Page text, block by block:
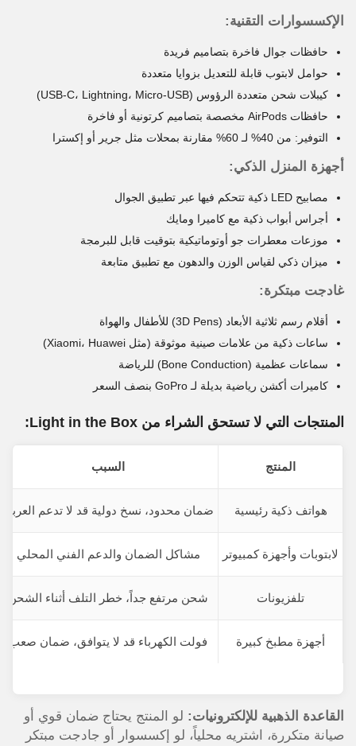
الإكسسوارات التقنية:
حافظات جوال فاخرة بتصاميم فريدة
حوامل لابتوب قابلة للتعديل بزوايا متعددة
كيبلات شحن متعددة الرؤوس (USB-C، Lightning، Micro-USB)
حافظات AirPods مخصصة بتصاميم كرتونية أو فاخرة
التوفير: من 40% لـ 60% مقارنة بمحلات مثل جرير أو إكسترا
أجهزة المنزل الذكي:
مصابيح LED ذكية تتحكم فيها عبر تطبيق الجوال
أجراس أبواب ذكية مع كاميرا ومايك
موزعات معطرات جو أوتوماتيكية بتوقيت قابل للبرمجة
ميزان ذكي لقياس الوزن والدهون مع تطبيق متابعة
غادجت مبتكرة:
أقلام رسم ثلاثية الأبعاد (3D Pens) للأطفال والهواة
ساعات ذكية من علامات صينية موثوقة (مثل Xiaomi، Huawei)
سماعات عظمية (Bone Conduction) للرياضة
كاميرات أكشن رياضية بديلة لـ GoPro بنصف السعر
المنتجات التي لا تستحق الشراء من Light in the Box:
المنتج السبب
هواتف ذكية رئيسية ضمان محدود، نسخ دولية قد لا تدعم العربية
لابتوبات وأجهزة كمبيوتر مشاكل الضمان والدعم الفني المحلي
تلفزيونات شحن مرتفع جداً، خطر التلف أثناء الشحن
أجهزة مطبخ كبيرة فولت الكهرباء قد لا يتوافق، ضمان صعب
القاعدة الذهبية للإلكترونيات: لو المنتج يحتاج ضمان قوي أو
صيانة متكررة، اشتريه محلياً، لو إكسسوار أو جادجت مبتكر